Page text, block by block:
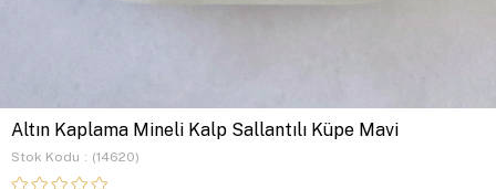
Altın Kaplama Mineli Kalp Sallantılı Küpe Mavi
Stok Kodu (14620)